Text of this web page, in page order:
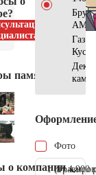
памятников
о компании
Кусты
Фото
1 шт.4.900